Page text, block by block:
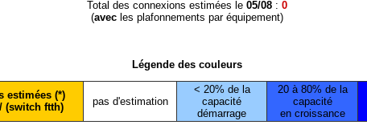
Total des connexions estimées le 05/08: 0
(avecles plafonnements par équipement)
Légende des couleurs
estimées (*)
(switch ftth)
pas d'estimation
< 20% de la
capacité
démarrage
20 à 80% de la
capacité
en croissance